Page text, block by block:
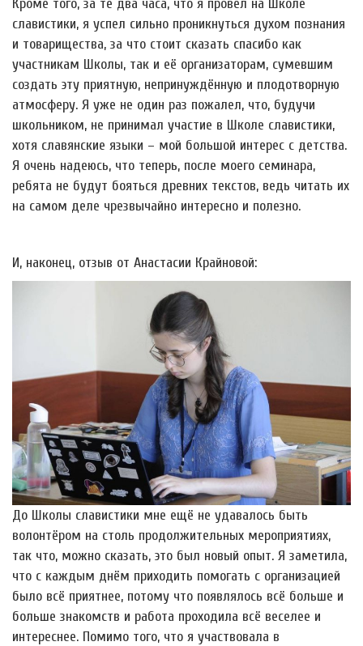
славистики, я успел сильно проникнуться духом познания
и товарищества, за что стоит сказать спасибо как
участникам Школы, так и её организаторам, сумевшим
создать эту приятную, непринуждённую и плодотворную
атмосферу. Я уже не один раз пожалел, что, будучи
школьником, не принимал участие в Школе славистики,
хотя славянские языки – мой большой интерес с детства.
Я очень надеюсь, что теперь, после моего семинара,
ребята не будут бояться древних текстов, ведь читать их
на самом деле чрезвычайно интересно и полезно.
И, наконец, отзыв от Анастасии Крайновой:
До Школы славистики мне ещё не удавалось быть
волонтёром на столь продолжительных мероприятиях,
так что, можно сказать, это был новый опыт. Я заметила,
что с каждым днём приходить помогать с организацией
было всё приятнее, потому что появлялось всё больше и
больше знакомств и работа проходила всё веселее и
интереснее. Помимо того, что я участвовала в